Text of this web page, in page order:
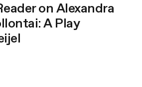
on Alexandra
A Play